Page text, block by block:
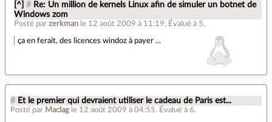
[^] # Re: Un million de kernels Linux afin de simuler un botnet de
Windows zom
Posté parzerkman le 12 août 2009 à 11:19. Évalué à 5.
ça en ferait, des licences windoz à payer ...
# Et le premier qui devraient utiliser le cadeau de Paris est...
Posté par Maclag le 12 août 2009 à 04:55. Évalué à 6.